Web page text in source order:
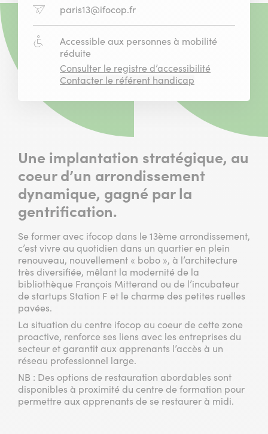
Une implantation stratégique, au
coeur d’un arrondissement
dynamique, gagné par la
gentrification.
Se former avec ifocop dans le 13ème arrondissement,
c’est vivre au quotidien dans un quartier en plein
renouveau, nouvellement « bobo », à l’architecture
très diversifiée, mêlant la modernité de la
bibliothèque François Mitterand ou de l’incubateur
de startups Station F et le charme des petites ruelles
pavées.
La situation du centre ifocop au coeur de cette zone
proactive, renforce ses liens avec les entreprises du
secteur et garantit aux apprenants l’accès à un
réseau professionnel large.
NB : Des options de restauration abordables sont
disponibles à proximité du centre de formation pour
permettre aux apprenants de se restaurer à midi.
Adresseparis13@ifocop.fr
AccessibilitéAccessible aux personnes à mobilité
réduite
Consulter le registre d’accessibilité
Contacter le référent handicap